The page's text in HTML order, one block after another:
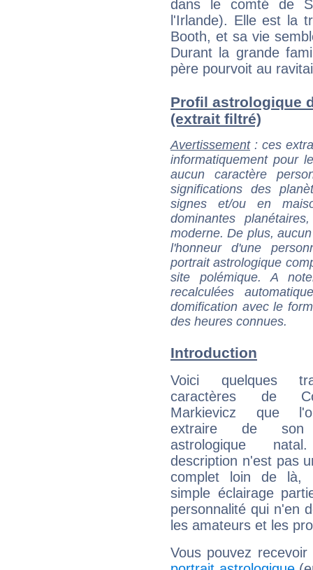
dans le comté de
l'Irlande). Elle est la
Booth, et sa vie
Durant la grande
père pourvoit au
Profil astrologique
(extrait filtré)
Avertissement: ces
informatiquement pour
aucun caractère
significations des
signes et/ou en
dominantes
moderne. De plus,
l'honneur d'une
portrait astrologique
site polémique. A
recalculées
domification avec le
des heures connues.
Introduction
Voici quelques
caractères de
Markievicz que
extraire de son
astrologique
description n'est pas
complet loin de là,
simple éclairage
personnalité qui n'en
les amateurs et les
Vous pouvez